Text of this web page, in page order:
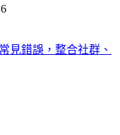
見錯誤，整合社群、